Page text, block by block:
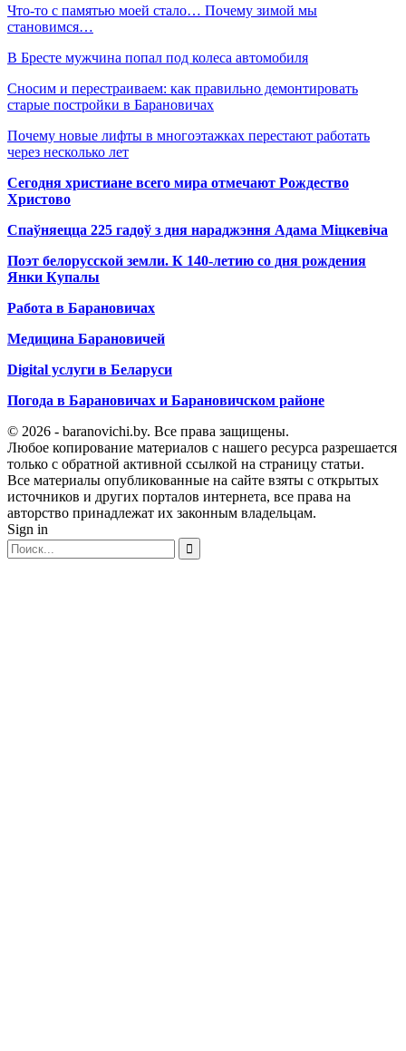
Что-то с памятью моей стало… Почему зимой мы
становимся…
В Бресте мужчина попал под колеса автомобиля
Сносим и перестраиваем: как правильно демонтировать
старые постройки в Барановичах
Почему новые лифты в многоэтажках перестают работать
через несколько лет
Сегодня христиане всего мира отмечают Рождество
Христово
Спаўняецца 225 гадоў з дня нараджэння Адама Міцкевіча
Поэт белорусской земли. К 140-летию со дня рождения
Янки Купалы
Работа в Барановичах
Медицина Барановичей
Digital услуги в Беларуси
Погода в Барановичах и Барановичском районе
© 2026 - baranovichi.by. Все права защищены.
Любое копирование материалов с нашего ресурса разрешается
только с обратной активной ссылкой на страницу статьи.
Все материалы опубликованные на сайте взяты с открытых
источников и других порталов интернета, все права на
авторство принадлежат их законным владельцам.
Sign in